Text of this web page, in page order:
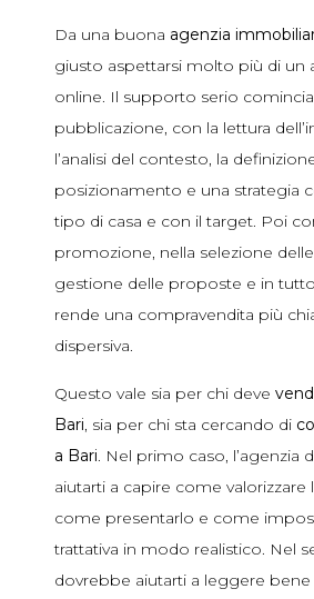
Da una buona agenzia
giusto aspettarsi molto più di un
online. Il supporto serio
pubblicazione, con la lettura
l’analisi del contesto, la
posizionamento e una strategia
tipo di casa e con il target. Poi
promozione, nella selezione delle
gestione delle proposte e in
rende una compravendita più
dispersiva.
Questo vale sia per chi deve
Bari, sia per chi sta cercando di
a Bari. Nel primo caso, l’agenzia
aiutarti a capire come valorizzare
come presentarlo e come
trattativa in modo realistico. Nel
dovrebbe aiutarti a leggere bene